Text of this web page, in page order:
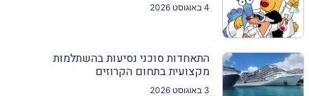
4 באוגוסט 2026
התאחדות סוכני נסיעות בהשתלמות
מקצועית בתחום הקרוזים
3 באוגוסט 2026